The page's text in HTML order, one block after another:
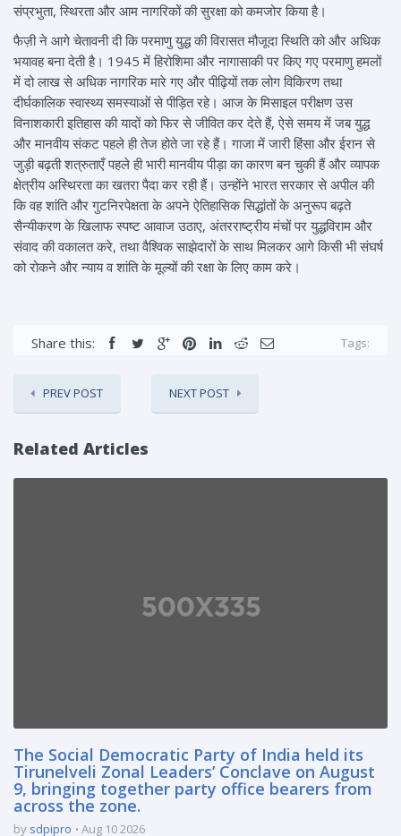
संप्रभुता, स्थिरता और आम नागरिकों की सुरक्षा को कमजोर किया है।
फैज़ी ने आगे चेतावनी दी कि परमाणु युद्ध की विरासत मौजूदा स्थिति को और अधिक
भयावह बना देती है। 1945 में हिरोशिमा और नागासाकी पर किए गए परमाणु हमलों
में दो लाख से अधिक नागरिक मारे गए और पीढ़ियों तक लोग विकिरण तथा
दीर्घकालिक स्वास्थ्य समस्याओं से पीड़ित रहे। आज के मिसाइल परीक्षण उस
विनाशकारी इतिहास की यादों को फिर से जीवित कर देते हैं, ऐसे समय में जब युद्ध
और मानवीय संकट पहले ही तेज होते जा रहे हैं। गाजा में जारी हिंसा और ईरान से
जुड़ी बढ़ती शत्रुताएँ पहले ही भारी मानवीय पीड़ा का कारण बन चुकी हैं और व्यापक
क्षेत्रीय अस्थिरता का खतरा पैदा कर रही हैं। उन्होंने भारत सरकार से अपील की
कि वह शांति और गुटनिरपेक्षता के अपने ऐतिहासिक सिद्धांतों के अनुरूप बढ़ते
सैन्यीकरण के खिलाफ स्पष्ट आवाज उठाए, अंतरराष्ट्रीय मंचों पर युद्धविराम और
संवाद की वकालत करे, तथा वैश्विक साझेदारों के साथ मिलकर आगे किसी भी संघर्ष
को रोकने और न्याय व शांति के मूल्यों की रक्षा के लिए काम करे।
Share this: Tags:
PREV POST NEXT POST
Related Articles
The Social Democratic Party of India held its
Tirunelveli Zonal Leaders’ Conclave on August
9, bringing together party office bearers from
across the zone.
by sdpipro Aug 10 2026